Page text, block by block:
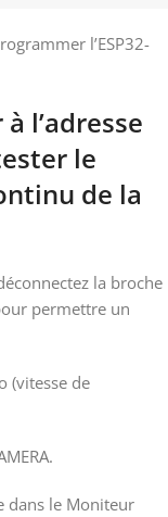
l’ESP32-
l’adresse
le
de la
la broche
permettre un
(vitesse de
dans le Moniteur